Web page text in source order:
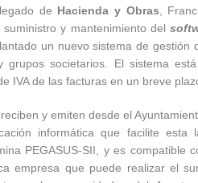
de Hacienda y Obras ,
y mantenimiento del
un nuevo sistema de gestión
societarios. El sistema
IVA de las facturas en un breve
y emiten desde el
informática que facilite
PEGASUS-SII, y es compatible
empresa que puede realizar el